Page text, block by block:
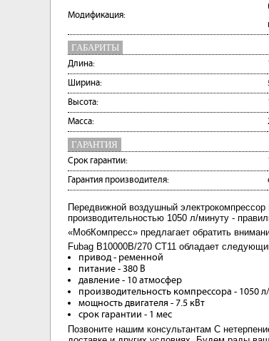
Модификация:
ГАБАРИТЫ
Длина:
Ширина:
Высота:
Масса:
ГАРАНТИЯ
Срок гарантии:
Гарантия производителя:
Передвижной воздушный
производительностью 1050 л/минуту -
«МобКомпресс» предлагает обратить
Fubag B10000B/270 CT11 обладает
привод - ременной
питание - 380 В
давление - 10 атмосфер
производительность компрессора - 1050
мощность двигателя - 7.5 кВт
срок гарантии - 1 мес
Позвоните нашим консультантам С